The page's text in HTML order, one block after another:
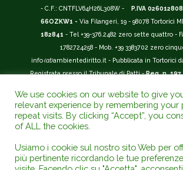
- C.F.: CNTFLV64H26L308W -
P.IVA
66OZKW1 - Via Filangeri, 19 - 98078 Tortorici
182841 - Tel +39-376.2482 zero sette quattro -
1782724258 - Mob. +39 3383702 zero
info(at)ambientediritto.it - Pubblicata in Tortorici
Registrata presso il Tribunale di Patti -Reg. n.
__________
La Rivista Giuridica AMBIENTEDIRITTO.IT
riconosciuta ed inserita nell'Area 12 - (
Universitario e della Ricerca (D.P.R. n.76/2010).
Ricerca (
); Autovalutazione, Valutazione periodica,
We use cookies on our website to give
relevant experience by remembering your
repeat visits. By clicking “Accept”, you
of ALL the cookies.
Usiamo i cookie sul nostro sito Web per
più pertinente ricordando le tue